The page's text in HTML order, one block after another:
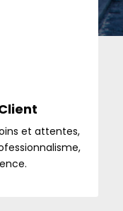
et attentes,